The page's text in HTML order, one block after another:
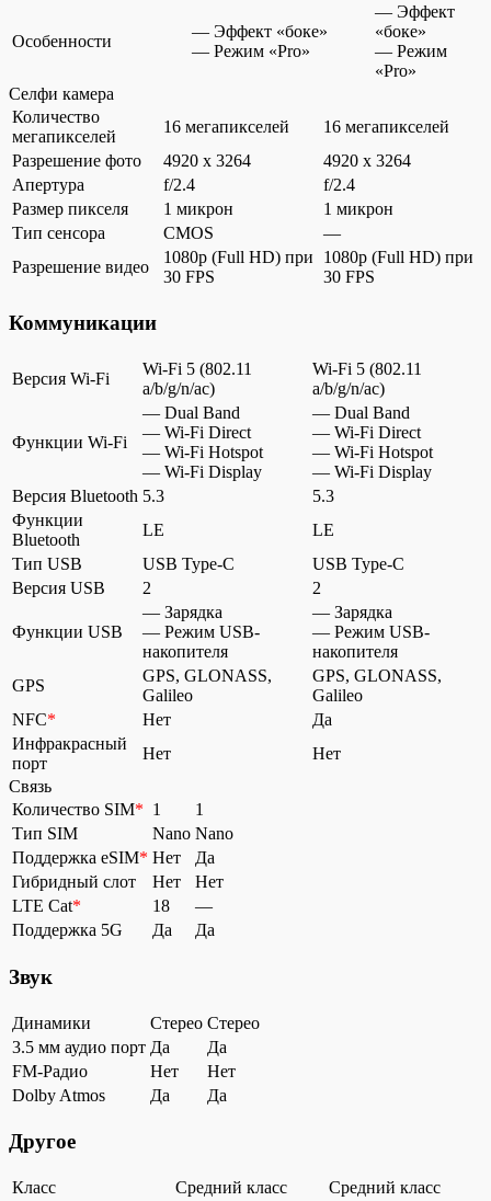
Особенности
— Эффект «боке»
— Режим «Pro»
— Эффект
«боке»
— Режим
«Pro»
Селфи камера
Количество
мегапикселей
16 мегапикселей
16 мегапикселей
Разрешение фото
4920 x 3264
4920 x 3264
Апертура
f/2.4
f/2.4
Размер пикселя
1 микрон
1 микрон
Тип сенсора
CMOS
—
Разрешение видео
1080p (Full HD) при
30 FPS
1080p (Full HD) при
30 FPS
Коммуникации
Версия Wi-Fi
Wi-Fi 5 (802.11
a/b/g/n/ac)
Wi-Fi 5 (802.11
a/b/g/n/ac)
Функции Wi-Fi
— Dual Band
— Wi-Fi Direct
— Wi-Fi Hotspot
— Wi-Fi Display
— Dual Band
— Wi-Fi Direct
— Wi-Fi Hotspot
— Wi-Fi Display
Версия Bluetooth 5.3
5.3
Функции
Bluetooth
LE
LE
Тип USB
USB Type-C
USB Type-C
Версия USB
2 2
Функции USB
— Зарядка
— Режим USB-
накопителя
— Зарядка
— Режим USB-
накопителя
GPS
GPS, GLONASS,
Galileo
GPS, GLONASS,
Galileo
NFC* Нет
Да
Инфракрасный
порт
Нет
Нет
Связь
Количество SIM* 1
1
Тип SIM
Nano Nano
Поддержка eSIM* Нет
Да
Гибридный слот
Нет
Нет
LTE Cat* 18
—
Поддержка 5G
Да Да
Звук
Динамики Стерео Стерео
3.5 мм аудио порт Да
Да
FM-Радио
Нет
Нет
Dolby Atmos
Да Да
Другое
Класс Средний класс
Средний класс